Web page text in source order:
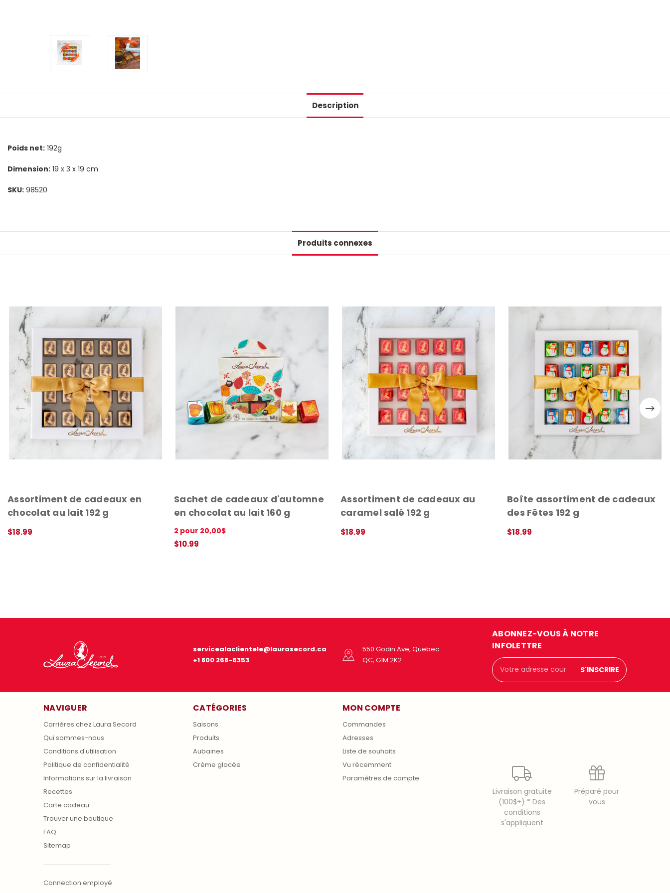
Description
Poids net: 192g
Dimension: 19 x 3 x 19 cm
SKU: 98520
Produits connexes
Assortiment de cadeaux en
chocolat au lait 192 g
$18.99
Sachet de cadeaux d'automne
en chocolat au lait 160 g
2 pour 20,00$
$10.99
Assortiment de cadeaux au
caramel salé 192 g
$18.99
Boîte assortiment de cadeaux
des Fêtes 192 g
$18.99
servicealaclientele@laurasecord.ca
+1 800 268-6353
550 Godin Ave, Quebec
QC, G1M 2K2
ABONNEZ-VOUS À NOTRE
INFOLETTRE
Adresse
courriel
NAVIGUER
Carrières chez Laura Secord
Qui sommes-nous
Conditions d'utilisation
Politique de confidentialité
Informations sur la livraison
Recettes
Carte cadeau
Trouver une boutique
FAQ
Sitemap
Connection employé
CATÉGORIES
Saisons
Produits
Aubaines
Crème glacée
MON COMPTE
Commandes
Adresses
Liste de souhaits
Vu récemment
Paramètres de compte
Livraison gratuite
(100$+) * Des
conditions
s'appliquent
Préparé pour
vous